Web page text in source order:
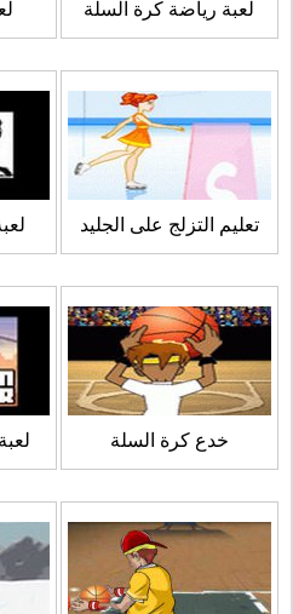
لعبة رياضة كرة السلة
تعليم التزلج على الجليد
خدع كرة السلة